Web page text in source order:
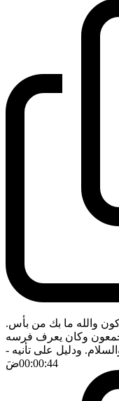
والله ما بك من بأس.
اجمعون وكان يعرف فرسه
ودليل على تأنيه -
00:00:44ضَ